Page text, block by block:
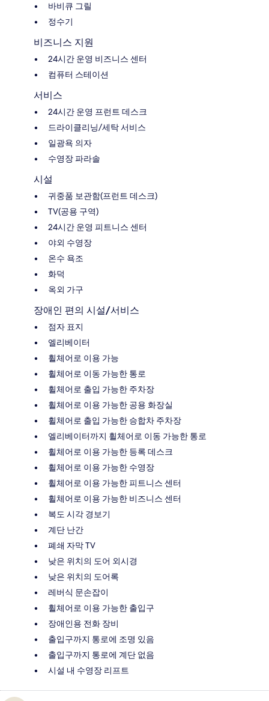
바비큐 그릴
정수기
비즈니스 지원
24시간 운영 비즈니스 센터
컴퓨터 스테이션
서비스
24시간 운영 프런트 데스크
드라이클리닝/세탁 서비스
일광욕 의자
수영장 파라솔
시설
귀중품 보관함(프런트 데스크)
TV(공용 구역)
24시간 운영 피트니스 센터
야외 수영장
온수 욕조
화덕
옥외 가구
장애인 편의 시설/서비스
점자 표지
엘리베이터
휠체어로 이용 가능
휠체어로 이동 가능한 통로
휠체어로 출입 가능한 주차장
휠체어로 이용 가능한 공용 화장실
휠체어로 출입 가능한 승합차 주차장
엘리베이터까지 휠체어로 이동 가능한 통로
휠체어로 이용 가능한 등록 데스크
휠체어로 이용 가능한 수영장
휠체어로 이용 가능한 피트니스 센터
휠체어로 이용 가능한 비즈니스 센터
복도 시각 경보기
계단 난간
폐쇄 자막 TV
낮은 위치의 도어 외시경
낮은 위치의 도어록
레버식 문손잡이
휠체어로 이용 가능한 출입구
장애인용 전화 장비
출입구까지 통로에 조명 있음
출입구까지 통로에 계단 없음
시설 내 수영장 리프트